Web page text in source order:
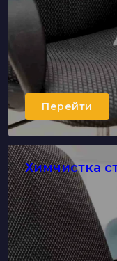
Перейти
Химчистка